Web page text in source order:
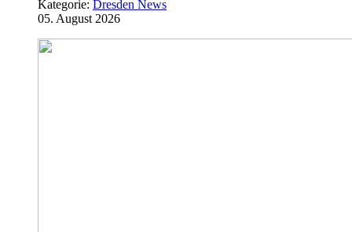
Kategorie: Dresden News
05. August 2026